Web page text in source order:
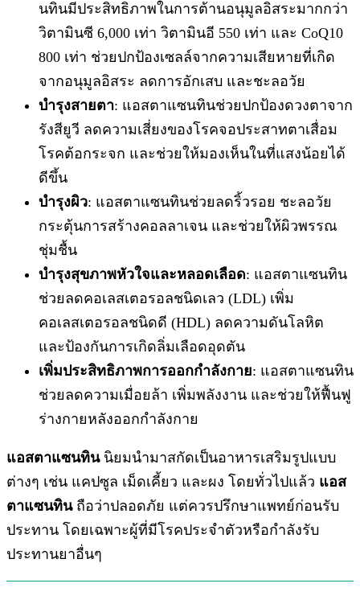
นทินมีประสิทธิภาพในการต้านอนุมูลอิสระมากกว่า
วิตามินซี 6,000 เท่า วิตามินอี 550 เท่า และ CoQ10
800 เท่า ช่วยปกป้องเซลล์จากความเสียหายที่เกิด
จากอนุมูลอิสระ ลดการอักเสบ และชะลอวัย
บำรุงสายตา: แอสตาแซนทินช่วยปกป้องดวงตาจาก
รังสียูวี ลดความเสี่ยงของโรคจอประสาทตาเสื่อม
โรคต้อกระจก และช่วยให้มองเห็นในที่แสงน้อยได้
ดีขึ้น
บำรุงผิว: แอสตาแซนทินช่วยลดริ้วรอย ชะลอวัย
กระตุ้นการสร้างคอลลาเจน และช่วยให้ผิวพรรณ
ชุ่มชื้น
บำรุงสุขภาพหัวใจและหลอดเลือด: แอสตาแซนทิน
ช่วยลดคอเลสเตอรอลชนิดเลว (LDL) เพิ่ม
คอเลสเตอรอลชนิดดี (HDL) ลดความดันโลหิต
และป้องกันการเกิดลิ่มเลือดอุดตัน
เพิ่มประสิทธิภาพการออกกำลังกาย: แอสตาแซนทิน
ช่วยลดความเมื่อยล้า เพิ่มพลังงาน และช่วยให้ฟื้นฟู
ร่างกายหลังออกกำลังกาย
แอสตาแซนทินนิยมนำมาสกัดเป็นอาหารเสริมรูปแบบ
ต่างๆ เช่น แคปซูล เม็ดเคี้ยว และผง โดยทั่วไปแล้ว แอส
ตาแซนทินถือว่าปลอดภัย แต่ควรปรึกษาแพทย์ก่อนรับ
ประทาน โดยเฉพาะผู้ที่มีโรคประจำตัวหรือกำลังรับ
ประทานยาอื่นๆ